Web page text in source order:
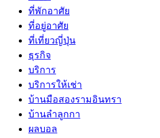
ที่พักอาศัย
ที่อยู่อาศัย
ที่เที่ยวญี่ปุ่น
ธุรกิจ
บริการ
บริการให้เช่า
บ้านมือสองรามอินทรา
บ้านลำลูกกา
ผลบอล